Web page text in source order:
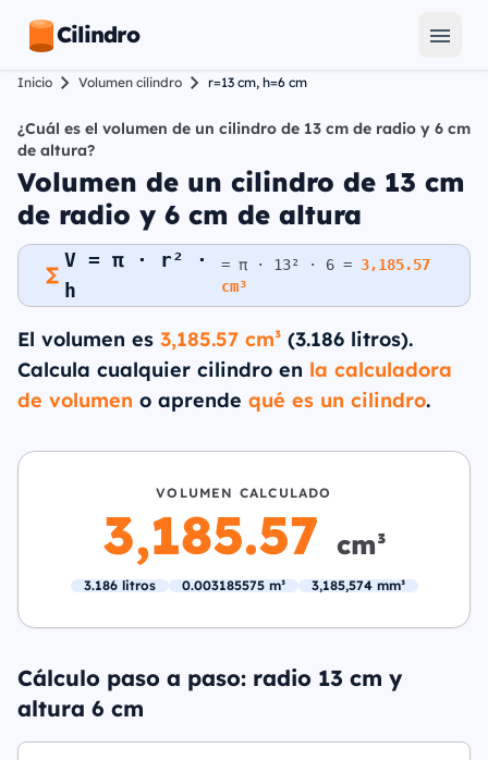
Cilindro
Inicio Volumen cilindro r=13 cm, h=6 cm
¿Cuál es el volumen de un cilindro de 13 cm de radio y 6 cm
de altura?
Volumen de un cilindro de 13 cm
de radio y 6 cm de altura
V = π · r² ·
h
= π · 13² · 6 = 3,185.57
cm³
El volumen es 3,185.57 cm³ (3.186 litros).
Calcula cualquier cilindro en la calculadora
de volumen o aprende qué es un cilindro.
VOLUMEN CALCULADO
3,185.57 cm³
3.186 litros 0.003185575 m³ 3,185,574 mm³
Cálculo paso a paso: radio 13 cm y
altura 6 cm